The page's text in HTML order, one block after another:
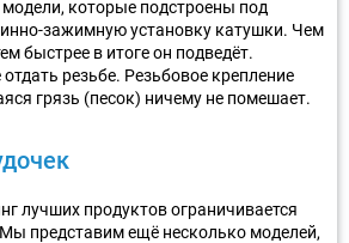
которые подстроены под
зажимную установку катушки. Чем
быстрее в итоге он подведёт.
резьбе. Резьбовое крепление
грязь (песок) ничему не помешает.
лучших продуктов ограничивается
представим ещё несколько моделей,